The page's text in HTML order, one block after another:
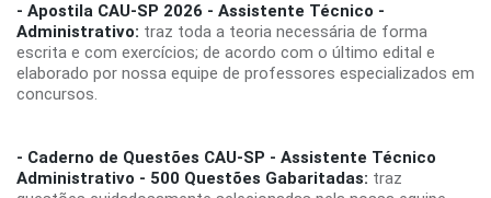
- Apostila CAU-SP 2026 - Assistente Técnico -
Administrativo: traz toda a teoria necessária de forma
escrita e com exercícios; de acordo com o último edital e
elaborado por nossa equipe de professores especializados em
concursos.
- Caderno de Questões CAU-SP - Assistente Técnico
Administrativo - 500 Questões Gabaritadas: traz